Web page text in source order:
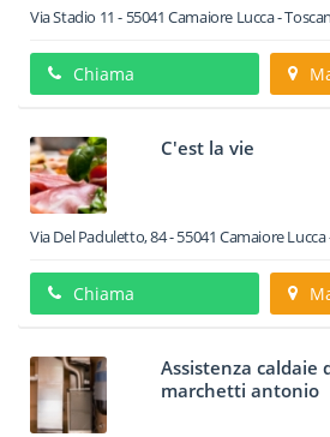
Via Stadio 11 - 55041 Camaiore Lucca -
Chiama
C'est la vie
Via Del Paduletto, 84-55041 CamaioreLucca
Chiama
Assistenza caldaie
marchetti antonio